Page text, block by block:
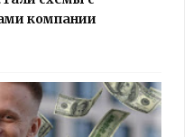
компании